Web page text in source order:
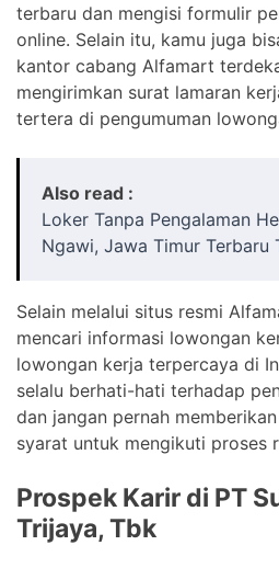
terbaru dan mengisi formulir
online. Selain itu, kamu juga
kantor cabang Alfamart
mengirimkan surat lamaran
tertera di pengumuman
Also read :
Loker Tanpa Pengalaman
Ngawi, Jawa Timur Terbaru
Selain melalui situs resmi
mencari informasi lowongan
lowongan kerja terpercaya di
selalu berhati-hati terhadap
dan jangan pernah
syarat untuk mengikuti proses
Prospek Karir di PT
Trijaya, Tbk